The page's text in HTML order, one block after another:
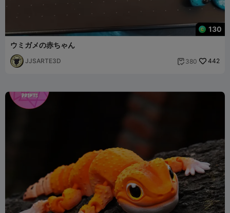
130
ウミガメの赤ちゃん
JJSARTE3D  380 442